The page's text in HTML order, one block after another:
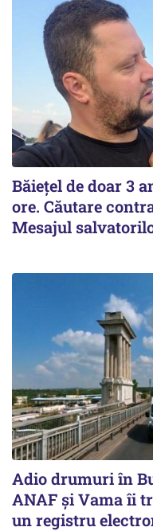
Băiețel de doar 3
ore. Căutare
Mesajul
Adio drumuri în
ANAF și Vama îi
un registru